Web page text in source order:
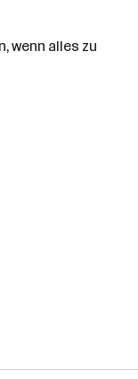
wenn alles zu